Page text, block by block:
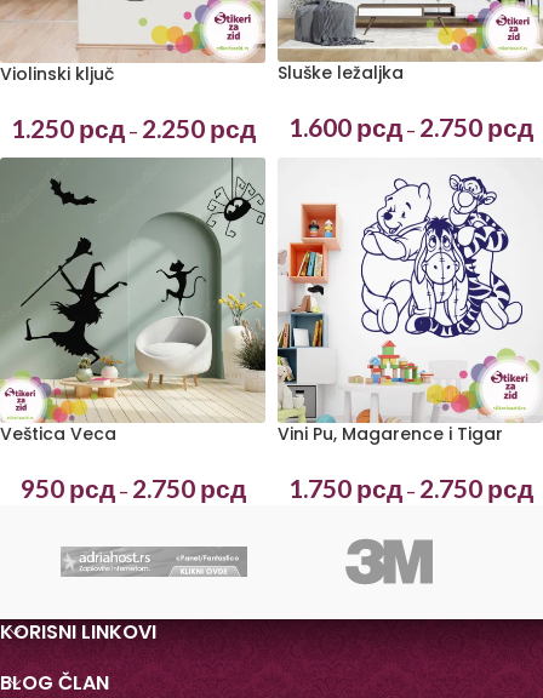
Violinski ključ
1.250 рсд – 2.250 рсд
Sluške ležaljka
1.600 рсд – 2.750 рсд
Veštica Veca
950 рсд – 2.750 рсд
Vini Pu, Magarence i Tigar
1.750 рсд – 2.750 рсд
KORISNI LINKOVI
BLOG ČLAN